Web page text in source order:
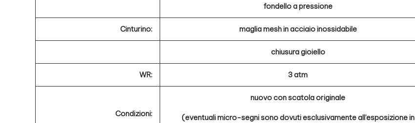
fondello a pressione
Cinturino: maglia mesh in acciaio inossidabile
chiusura gioiello
WR: 3 atm
Condizioni:
nuovo con scatola originale
(eventuali micro-segni sono dovuti esclusivamente all’esposizione in